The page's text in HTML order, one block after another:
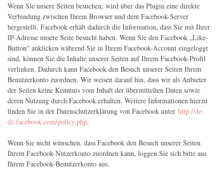
Wenn Sie unsere Seiten besuchen, wird über das Plugin eine direkte
Verbindung zwischen Ihrem Browser und dem Facebook-Server
hergestellt. Facebook erhält dadurch die Information, dass Sie mit Ihrer
IP-Adresse unsere Seite besucht haben. Wenn Sie den Facebook „Like-
Button“ anklicken während Sie in Ihrem Facebook-Account eingeloggt
sind, können Sie die Inhalte unserer Seiten auf Ihrem Facebook-Profil
verlinken. Dadurch kann Facebook den Besuch unserer Seiten Ihrem
Benutzerkonto zuordnen. Wir weisen darauf hin, dass wir als Anbieter
der Seiten keine Kenntnis vom Inhalt der übermittelten Daten sowie
deren Nutzung durch Facebook erhalten. Weitere Informationen hierzu
finden Sie in der Datenschutzerklärung von Facebook unter http://de-
de.facebook.com/policy.php.
Wenn Sie nicht wünschen, dass Facebook den Besuch unserer Seiten
Ihrem Facebook-Nutzerkonto zuordnen kann, loggen Sie sich bitte aus
Ihrem Facebook-Benutzerkonto aus.